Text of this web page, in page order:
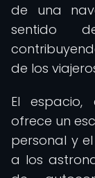
de una
sentido
de los
El espacio,
ofrece un
personal y
a los